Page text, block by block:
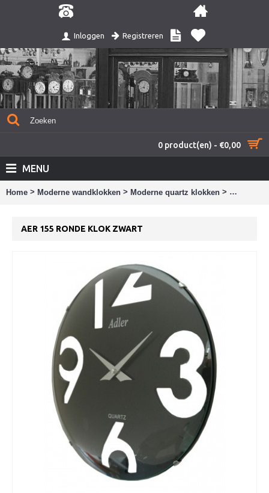
Inloggen Registreren
0 product(en) - €0,00
MENU
Home > Moderne wandklokken > Moderne quartz klokken > AER 155
AER 155 RONDE KLOK ZWART